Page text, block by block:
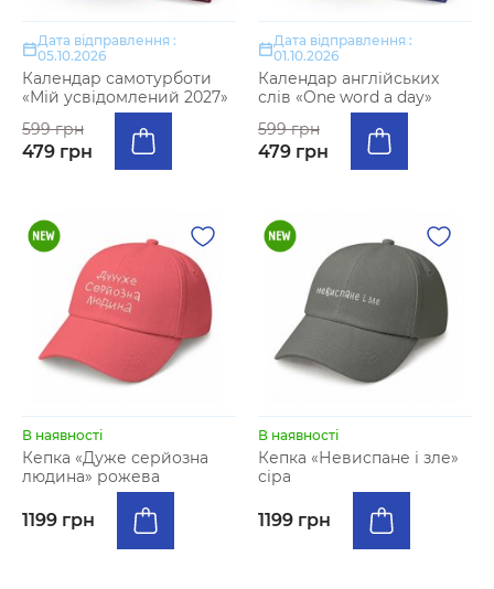
Дата відправлення :
05.10.2026
Календар самотурботи
«Мій усвідомлений 2027»
599 грн
479 грн
Дата відправлення :
01.10.2026
Календар англійських
слів «One word a day»
599 грн
479 грн
В наявності
Кепка «Дуже серйозна
людина» рожева
1199 грн
В наявності
Кепка «Невиспане і зле»
сіра
1199 грн